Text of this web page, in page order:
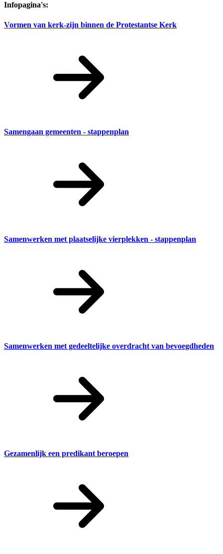
Infopagina's:
Vormen van kerk-zijn binnen de Protestantse Kerk
Samengaan gemeenten - stappenplan
Samenwerken met plaatselijke vierplekken - stappenplan
Samenwerken met gedeeltelijke overdracht van bevoegdheden
Gezamenlijk een predikant beroepen